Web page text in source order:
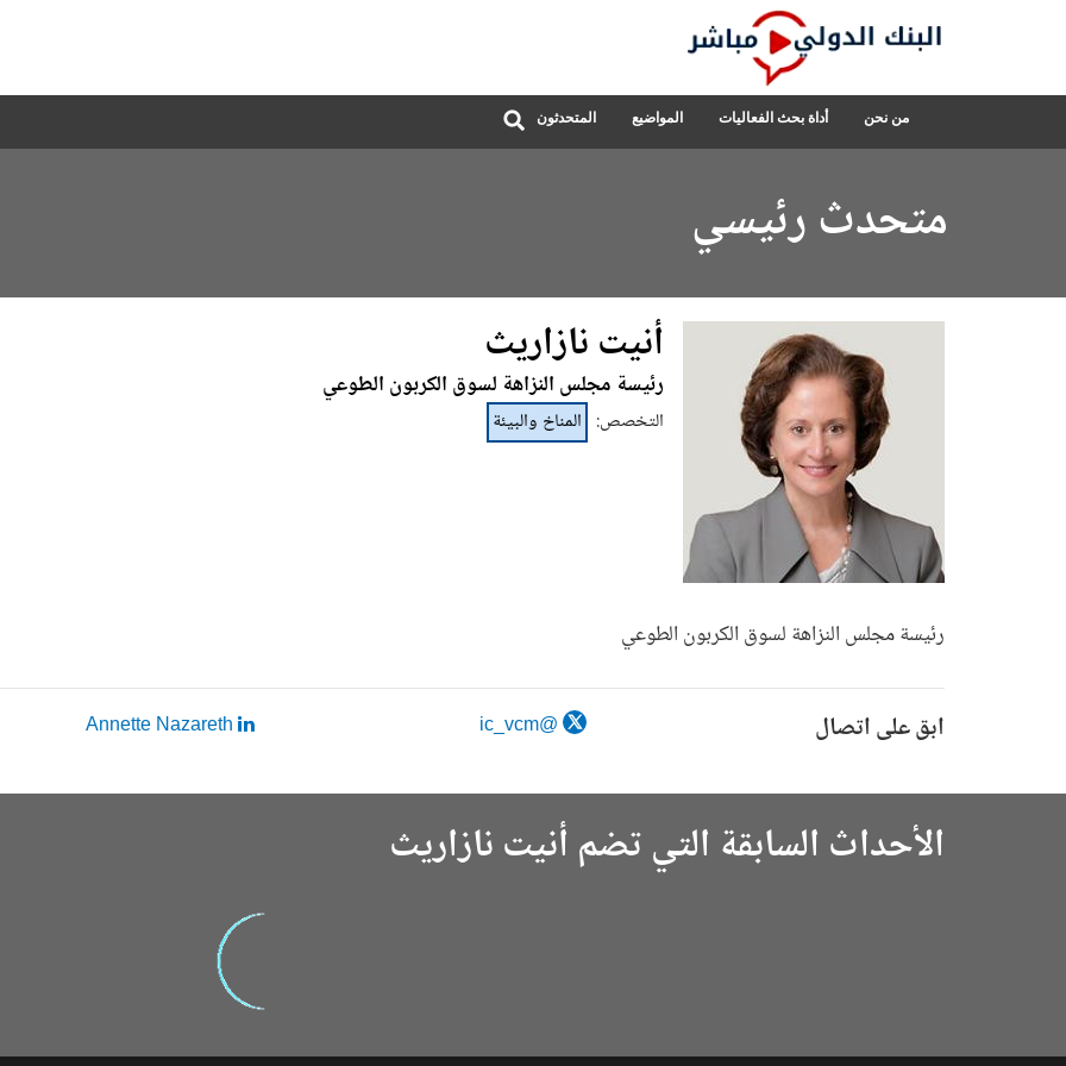
Navigation
البنك
الدولي
مباشر
من نحن أداة بحث الفعاليات المواضيع المتحدثون Global
Search
متحدث رئيسي
أنيت نازاريث
رئيسة مجلس النزاهة لسوق الكربون الطوعي
التخصص: المناخ والبيئة
رئيسة مجلس النزاهة لسوق الكربون الطوعي
ابق على اتصال @ic_vcm
Annette Nazareth
الأحداث السابقة التي تضم أنيت نازاريث